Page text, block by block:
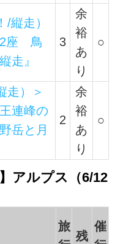
/縦走）
2座 鳥
走』
3
余
裕
あ
り
○
走）＞
連峰の
岳と月
2
余
裕
あ
り
○
アルプス（6/12
旅
残
催